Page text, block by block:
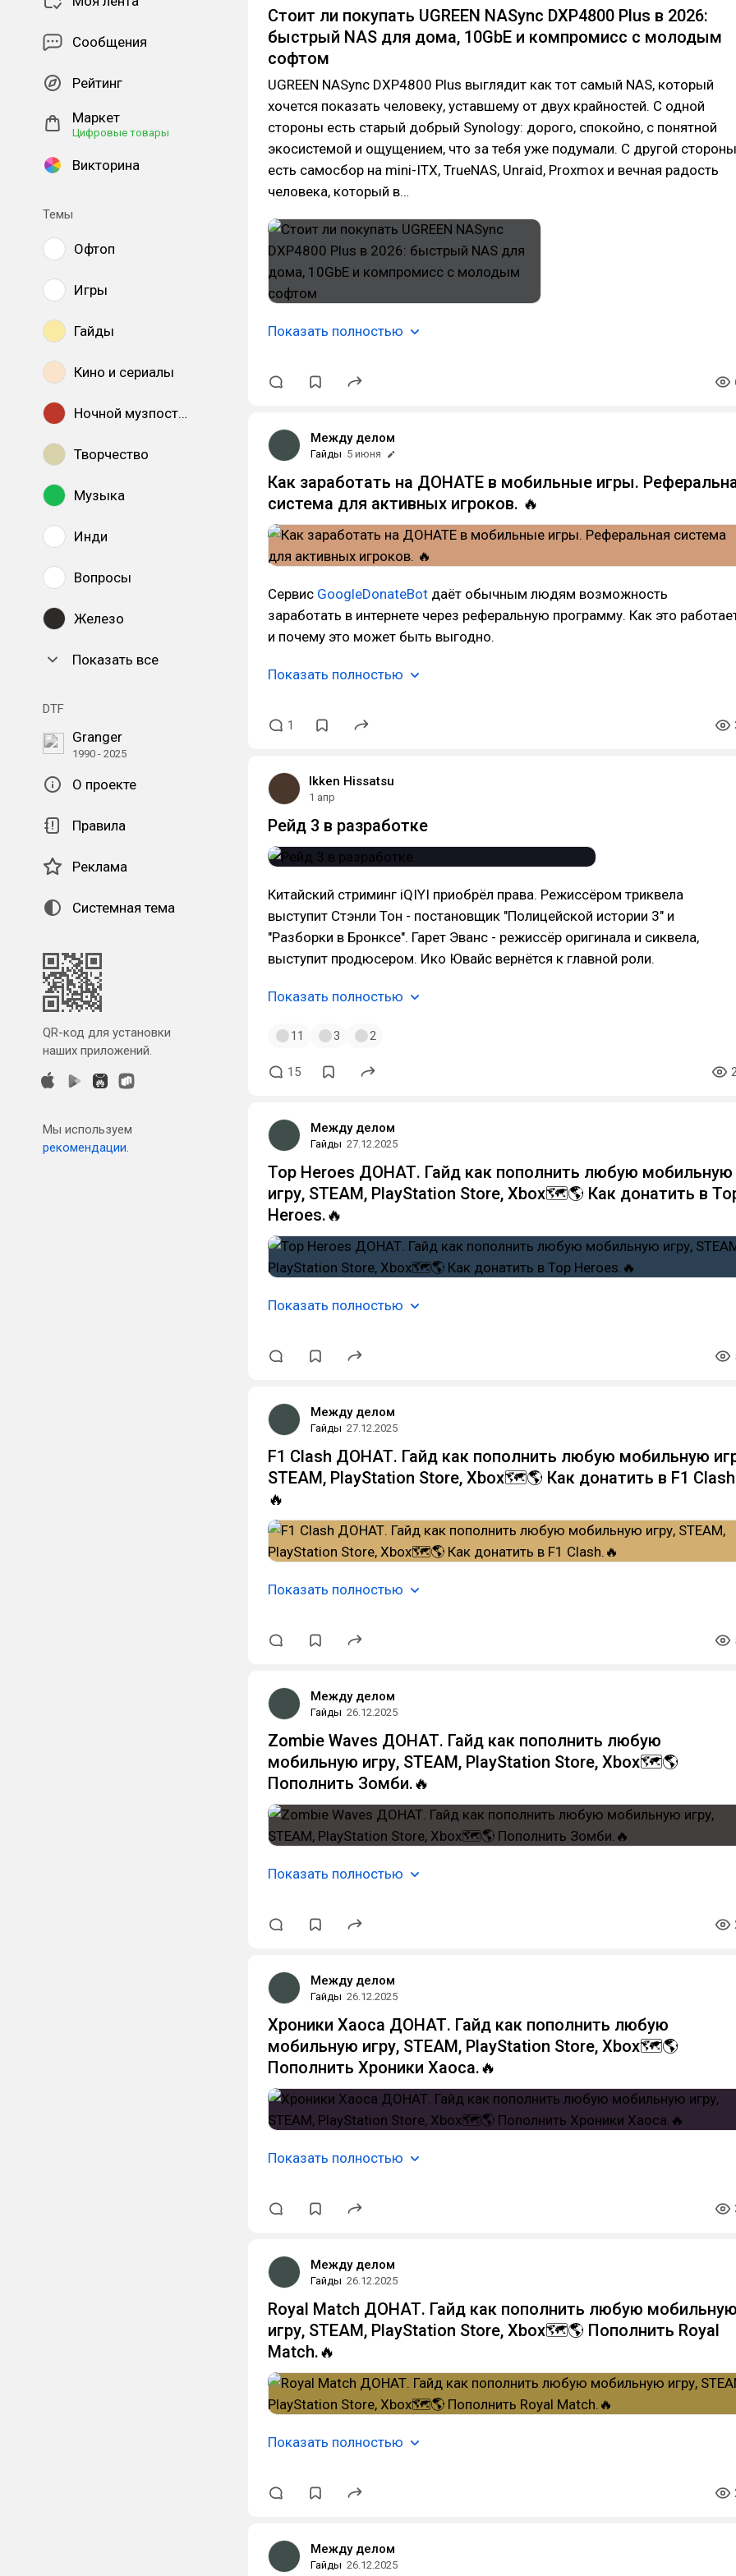
Сообщения
Рейтинг
Маркет
Цифровые товары
Викторина
Темы
Офтоп
Игры
Гайды
Кино и сериалы
Ночной музпостинг
Творчество
Музыка
Инди
Вопросы
Железо
Показать все
DTF
Granger
1990 - 2025
О проекте
Правила
Реклама
Системная тема
QR-код для установки
наших приложений.
Мы используем
рекомендации.
Стоит ли покупать UGREEN NASync DXP4800 Plus в 2026:
быстрый NAS для дома, 10GbE и компромисс с молодым
софтом
UGREEN NASync DXP4800 Plus выглядит как тот самый NAS, который
хочется показать человеку, уставшему от двух крайностей. С одной
стороны есть старый добрый Synology: дорого, спокойно, с понятной
экосистемой и ощущением, что за тебя уже подумали. С другой стороны
есть самосбор на mini-ITX, TrueNAS, Unraid, Proxmox и вечная радость
человека, который в…
Показать полностью
Между делом
Гайды 5 июня
Как заработать на ДОНАТЕ в мобильные игры.
система для активных игроков. 🔥
Сервис GoogleDonateBot даёт обычным людям возможность
заработать в интернете через реферальную программу. Как это
и почему это может быть выгодно.
Показать полностью
1
Ikken Hissatsu
1 апр
Рейд 3 в разработке
Китайский стриминг iQIYI приобрёл права. Режиссёром триквела
выступит Стэнли Тон - постановщик "Полицейской истории 3" и
"Разборки в Бронксе". Гарет Эванс - режиссёр оригинала и сиквела,
выступит продюсером. Ико Ювайс вернётся к главной роли.
Показать полностью
11 3 2
15
Между делом
Гайды 27.12.2025
Top Heroes ДОНАТ. Гайд как пополнить любую мобильную
игру, STEAM, PlayStation Store, Xbox🗺️🌎 Как донатить в
Heroes.🔥
Показать полностью
Между делом
Гайды 27.12.2025
F1 Clash ДОНАТ. Гайд как пополнить любую мобильную
STEAM, PlayStation Store, Xbox🗺️🌎 Как донатить в F1
🔥
Показать полностью
Между делом
Гайды 26.12.2025
Zombie Waves ДОНАТ. Гайд как пополнить любую
мобильную игру, STEAM, PlayStation Store, Xbox🗺️🌎
Пополнить Зомби.🔥
Показать полностью
Между делом
Гайды 26.12.2025
Хроники Хаоса ДОНАТ. Гайд как пополнить любую
мобильную игру, STEAM, PlayStation Store, Xbox🗺️🌎
Пополнить Хроники Хаоса.🔥
Показать полностью
Между делом
Гайды 26.12.2025
Royal Match ДОНАТ. Гайд как пополнить любую
игру, STEAM, PlayStation Store, Xbox🗺️🌎 Пополнить Royal
Match.🔥
Показать полностью
Между делом
Гайды 26.12.2025